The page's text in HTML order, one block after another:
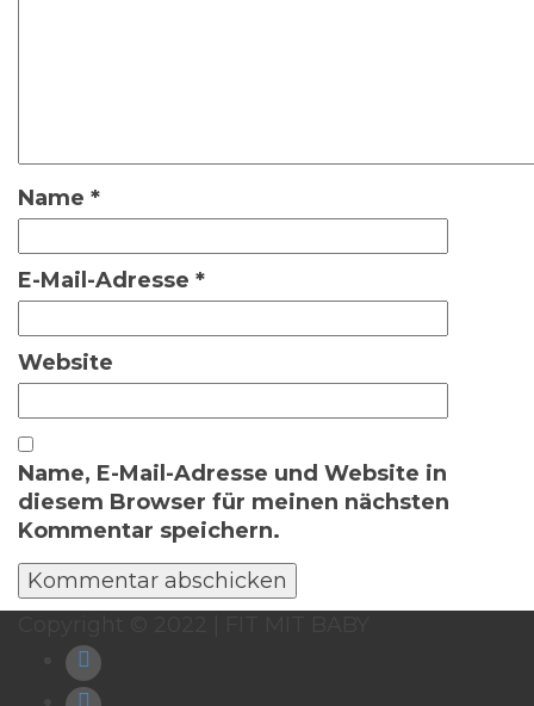
Name *
E-Mail-Adresse *
Website
Name, E-Mail-Adresse und Website in
diesem Browser für meinen nächsten
Kommentar speichern.